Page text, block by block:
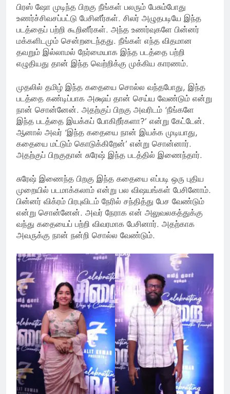
பிரஸ் ஷோ முடிந்த பிறகு நீங்கள் பலரும் பேசும்போது
உணர்ச்சிவசப்பட்டு பேசினீர்கள். சிலர் அழுதபடியே இந்த
படத்தைப் பற்றி கூறினீர்கள். அந்த உணர்வுகளே பின்னர்
மக்களிடமும் சென்றடைந்தது. நீங்கள் எந்த விதமான
தவறும் இல்லாமல் நேர்மையாக இந்த படத்தை பற்றி
எழுதியது தான் இந்த வெற்றிக்கு முக்கிய காரணம்.
முதலில் தமிழ் இந்த கதையை சொல்ல வந்தபோது, இந்த
படத்தை கண்டிப்பாக அக்ஷய் தான் செய்ய வேண்டும் என்று
நான் சொன்னேன். அதற்குப் பிறகு அவரிடம் ‘நீங்களே
இந்த படத்தை இயக்கப் போகிறீர்களா?’ என்று கேட்டேன்.
ஆனால் அவர் ‘இந்த கதையை நான் இயக்க முடியாது,
கதையை மட்டும் கொடுக்கிறேன்’ என்று சொன்னார்.
அதற்குப் பிறகுதான் சுரேஷ் இந்த படத்தில் இணைந்தார்.
சுரேஷ் இணைந்த பிறகு இந்த கதையை எப்படி ஒரு புதிய
முறையில் படமாக்கலாம் என்று பல விஷயங்கள் பேசினோம்.
பின்னர் விக்ரம் பிரபுவிடம் நேரில் சந்தித்து பேச வேண்டும்
என்று சொன்னேன். அவர் நேராக என் அலுவலகத்துக்கு
வந்து கதையைப் பற்றி விவரமாக பேசினார். அதற்காக
அவருக்கு நான் நன்றி சொல்ல வேண்டும்.